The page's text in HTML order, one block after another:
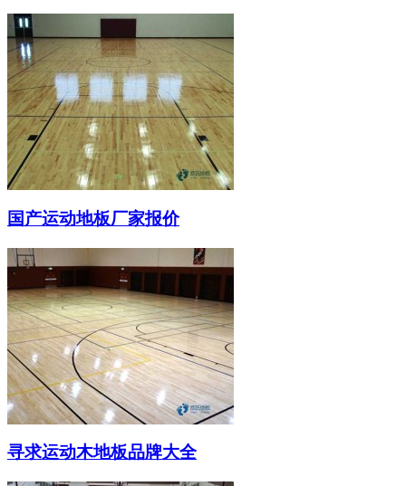
国产运动地板厂家报价
寻求运动木地板品牌大全